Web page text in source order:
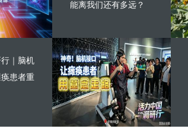
能离我们还有多远？
｜脑机
患者重